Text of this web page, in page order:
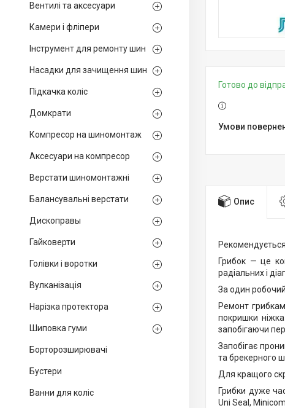
Вентилі та аксесуари
Камери і фліпери
Інструмент для ремонту шин
Насадки для зачищення шин
Підкачка коліс
Домкрати
Компресор на шиномонтаж
Аксесуари на компресор
Верстати шиномонтажні
Балансувальні верстати
Дископравы
Гайковерти
Голівки і воротки
Вулканізація
Нарізка протектора
Шиповка гуми
Борторозширювачі
Бустери
Ванни для коліс
Готово до
Опис
Грибок — це
радіальних і
За один
Ремонт
покришки
запобігаючи
Запобігає
та брекерного
Для кращого
Грибки дуже
Uni Seal,